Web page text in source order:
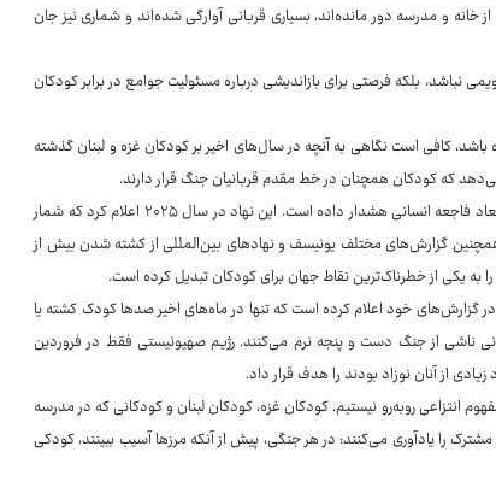
و مدرسه دور مانده‌اند، بسیاری قربانی آوارگی شده‌اند و شماری نیز جان
بلکه فرصتی برای بازاندیشی درباره مسئولیت جوامع در برابر کودکان
کافی است نگاهی به آنچه در سال‌های اخیر بر کودکان غزه و لبنان گذشته
که کودکان همچنان در خط مقدم قربانیان جنگ قرار دارند.
در غزه، صندوق کودکان سازمان ملل متحد (یونیسف) بارها نسبت به ابعاد فاجعه انسانی هشدار داده است. این نهاد در سال ۲۰۲۵ اعلام کرد که شمار
از مرز ۵۰ هزار نفر گذشته است. همچنین گزارش‌های مختلف یونیسف و نهادهای بین‌المللی از کشته شدن بیش از
در گزارش‌های خود اعلام کرده است که تنها در ماه‌های اخیر صدها کودک کشته یا
ناشی از جنگ دست و پنجه نرم می‌کنند. رژیم صهیونیستی فقط در فروردین
از آنان نوزاد بودند را هدف قرار داد.
انتزاعی روبه‌رو نیستیم. کودکان غزه، کودکان لبنان و کودکانی که در مدرسه
را یادآوری می‌کنند: در هر جنگی، پیش از آنکه مرزها آسیب ببینند، کودکی